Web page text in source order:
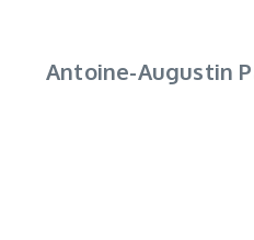
Antoine-Augustin